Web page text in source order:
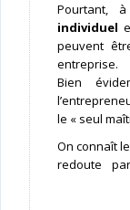
Pourtant,
individuel
peuvent
entreprise.
Bien
le « seul
On connaît
redoute